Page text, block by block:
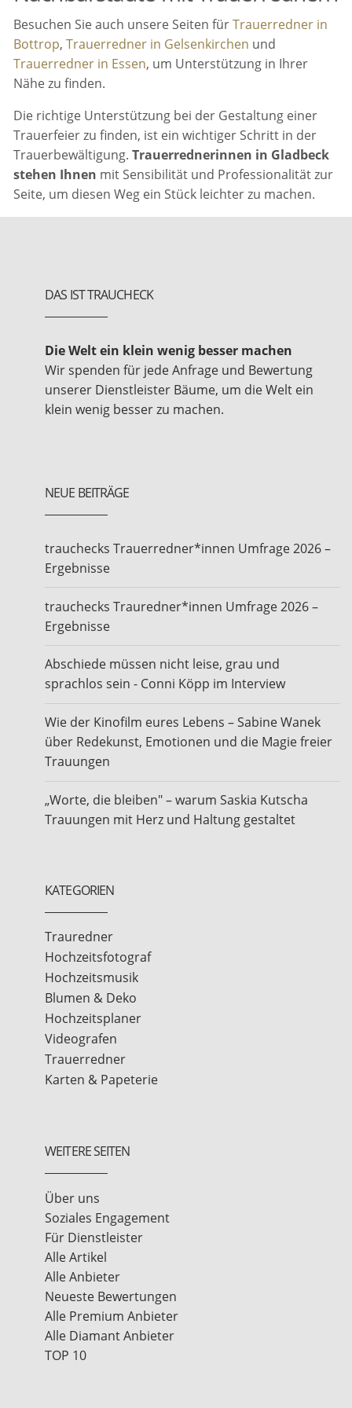
Besuchen Sie auch unsere Seiten fürTrauerredner in
Bottrop,Trauerredner in Gelsenkirchen und
Trauerredner in Essen, um Unterstützung in Ihrer
Nähe zu finden.
Die richtige Unterstützung bei der Gestaltung einer
Trauerfeier zu finden, ist ein wichtiger Schritt in der
Trauerbewältigung.Trauerrednerinnen in Gladbeck
stehen Ihnen mit Sensibilität und Professionalität zur
Seite, um diesen Weg ein Stück leichter zu machen.
DAS IST TRAUCHECK
Die Welt ein klein wenig besser machen
Wir spenden für jede Anfrage und Bewertung
unserer Dienstleister Bäume, um die Welt ein
klein wenig besser zu machen.
NEUE BEITRÄGE
trauchecks Trauerredner*innen Umfrage 2026 –
Ergebnisse
trauchecks Trauredner*innen Umfrage 2026 –
Ergebnisse
Abschiede müssen nicht leise, grau und
sprachlos sein - Conni Köpp im Interview
Wie der Kinofilm eures Lebens – Sabine Wanek
über Redekunst, Emotionen und die Magie freier
Trauungen
„Worte, die bleiben" – warum Saskia Kutscha
Trauungen mit Herz und Haltung gestaltet
KATEGORIEN
Trauredner
Hochzeitsfotograf
Hochzeitsmusik
Blumen & Deko
Hochzeitsplaner
Videografen
Trauerredner
Karten & Papeterie
WEITERE SEITEN
Über uns
Soziales Engagement
Für Dienstleister
Alle Artikel
Alle Anbieter
Neueste Bewertungen
Alle Premium Anbieter
Alle Diamant Anbieter
TOP 10